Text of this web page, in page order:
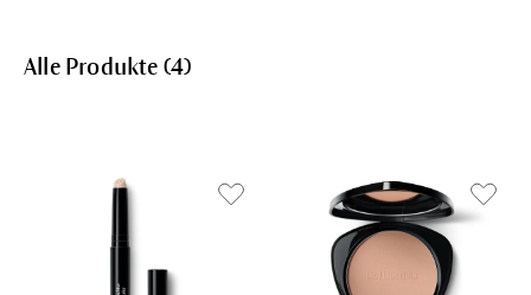
Alle Produkte (4)